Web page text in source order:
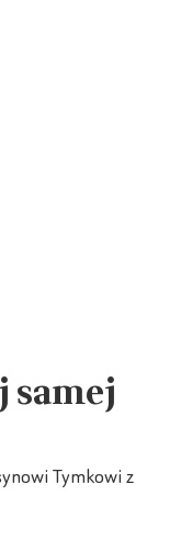
samej
Tymkowi z